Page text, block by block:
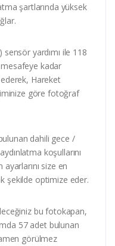
şartlarında yüksek
yardımı ile 118
kadar
Hareket
göre fotoğraf
dahili gece /
koşullarını
size en
şekilde optimize eder.
bu fotokapan,
57 adet bulunan
görülmez